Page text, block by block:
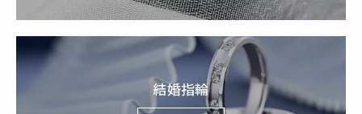
結婚指輪